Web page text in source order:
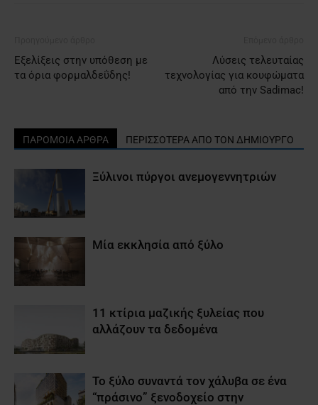
Εξελίξεις στην υπόθεση με
τα όρια φορμαλδεΰδης!
Λύσεις τελευταίας
τεχνολογίας για κουφώματα
από την Sadimac!
ΠΑΡΟΜΟΙΑ ΑΡΘΡΑ ΠΕΡΙΣΣΟΤΕΡΑ ΑΠΟ ΤΟΝ ΔΗΜΙΟΥΡΓΟ
Ξύλινοι πύργοι ανεμογεννητριών
Μία εκκλησία από ξύλο
11 κτίρια μαζικής ξυλείας που
αλλάζουν τα δεδομένα
Το ξύλο συναντά τον χάλυβα σε ένα
“πράσινο” ξενοδοχείο στην